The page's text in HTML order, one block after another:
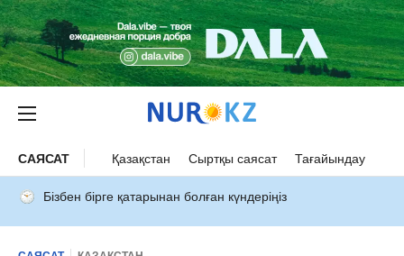
САЯСАТ Қазақстан Сыртқы саясат Тағайындау
Бізбен бірге қатарынан болған күндеріңіз